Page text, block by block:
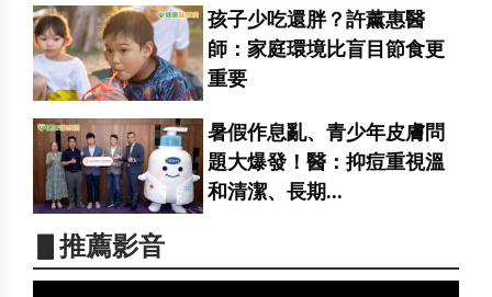
孩子少吃還胖？許薰惠醫
師：家庭環境比盲目節食更
重要
暑假作息亂、青少年皮膚問
題大爆發！醫：抑痘重視溫
和清潔、長期...
▋推薦影音